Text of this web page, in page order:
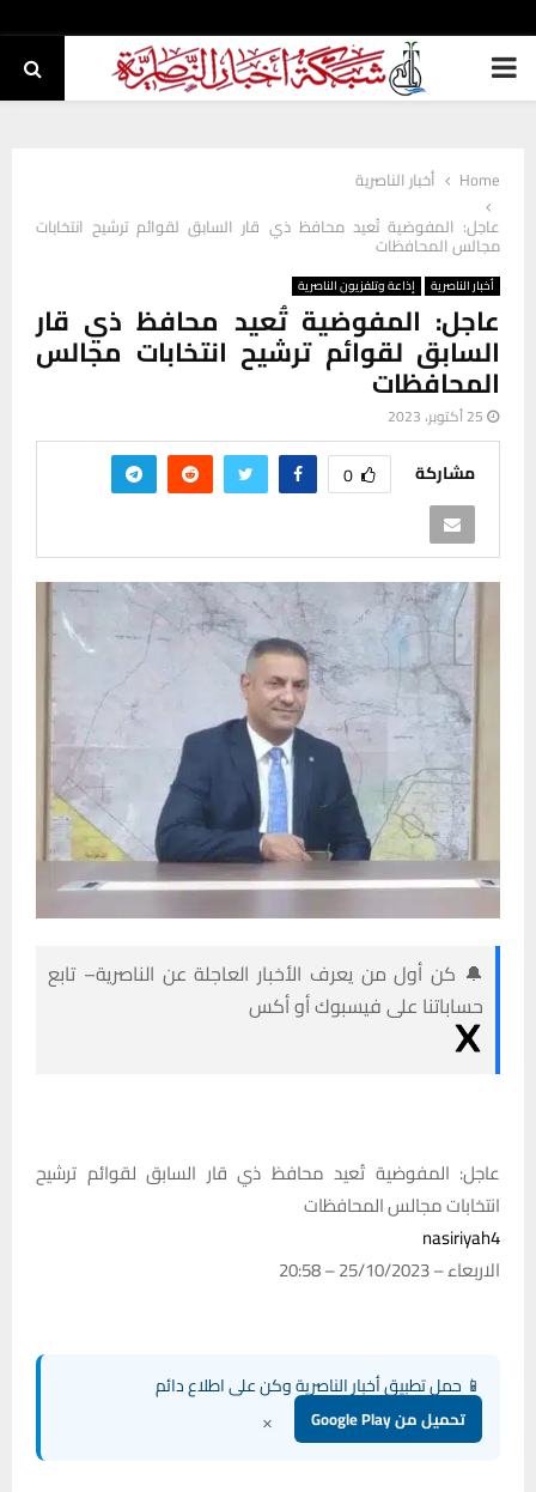
PRIMARY
Home
أخبار الناصرية
عاجل: المفوضية تُعيد محافظ ذي قار السابق لقوائم ترشيح انتخابات
مجالس المحافظات
أخبار الناصرية إذاعة وتلفزيون الناصرية
عاجل: المفوضية تُعيد محافظ ذي قار
السابق لقوائم ترشيح انتخابات مجالس
المحافظات
25 أكتوبر، 2023
مشاركة 0
🔔 كن أول من يعرف الأخبار العاجلة عن الناصرية– تابع
حساباتنا على فيسبوك أو أكس
عاجل: المفوضية تُعيد محافظ ذي قار السابق لقوائم ترشيح
انتخابات مجالس المحافظات
nasiriyah4
الاربعاء – 25/10/2023 – 20:58
📱 حمل تطبيق أخبار الناصرية وكن على اطلاع دائم
تحميل من Google Play ×